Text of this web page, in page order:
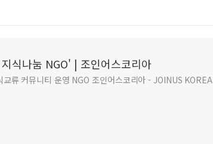
식나눔 NGO' | 조인어스코리아
류 커뮤니티 운영 NGO 조인어스코리아 - JOINUS KOREA